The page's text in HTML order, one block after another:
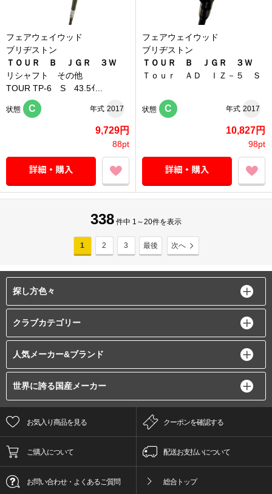
フェアウェイウッド
ブリヂストン
ＴＯＵＲ Ｂ ＪＧＲ ３Ｗ
リシャフト その他
TOUR TP-6 S 43.5ｲ...
状態 C 年式 2017
9,729円
88pt
フェアウェイウッド
ブリヂストン
ＴＯＵＲ Ｂ ＪＧＲ ３Ｗ
Ｔｏｕｒ ＡＤ ＩＺ－５ Ｓ
状態 C 年式 2017
10,827円
98pt
338 件中 1～20件を表示
1 2 3 最後 次へ
探し方色々
クラブカテゴリー
人気メーカー&ブランド
世界に誇る国産メーカー
お気入り商品を見る クーポンを確認する
ご購入について 配送お支払いについて
お問い合わせ・よくあるご質問 総合トップ